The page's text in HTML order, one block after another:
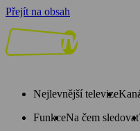
Přejít na obsah
Nejlevnější televize
FunkceNa čem